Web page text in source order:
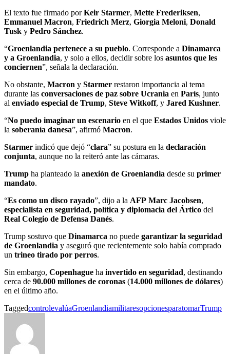
El texto fue firmado porKeir Starmer, Mette Frederiksen,
Emmanuel Macron, Friedrich Merz, Giorgia Meloni, Donald
Tusk y Pedro Sánchez.
“Groenlandia pertenece a su pueblo. Corresponde a Dinamarca
y a Groenlandia, y solo a ellos, decidir sobre los asuntos que les
conciernen”, señala la declaración.
No obstante, Macron y Starmer restaron importancia al tema
durante las conversaciones de paz sobre Ucrania en París, junto
al enviado especial de Trump, Steve Witkoff, y Jared Kushner.
“No puedo imaginar un escenario en el que Estados Unidos viole
la soberanía danesa”, afirmó Macron.
Starmer indicó que dejó “clara” su postura en la declaración
conjunta, aunque no la reiteró ante las cámaras.
Trump ha planteado la anexión de Groenlandia desde su primer
mandato.
“Es como un disco rayado”, dijo a la AFP Marc Jacobsen,
especialista en seguridad, política y diplomacia del Ártico del
Real Colegio de Defensa Danés.
Trump sostuvo que Dinamarca no puede garantizar la seguridad
de Groenlandia y aseguró que recientemente solo había comprado
un trineo tirado por perros.
Sin embargo, Copenhague ha invertido en seguridad, destinando
cerca de 90.000 millones de coronas (14.000 millones de dólares)
en el último año.
TaggedcontrolevalúaGroenlandiamilitaresopcionesparatomarTrump